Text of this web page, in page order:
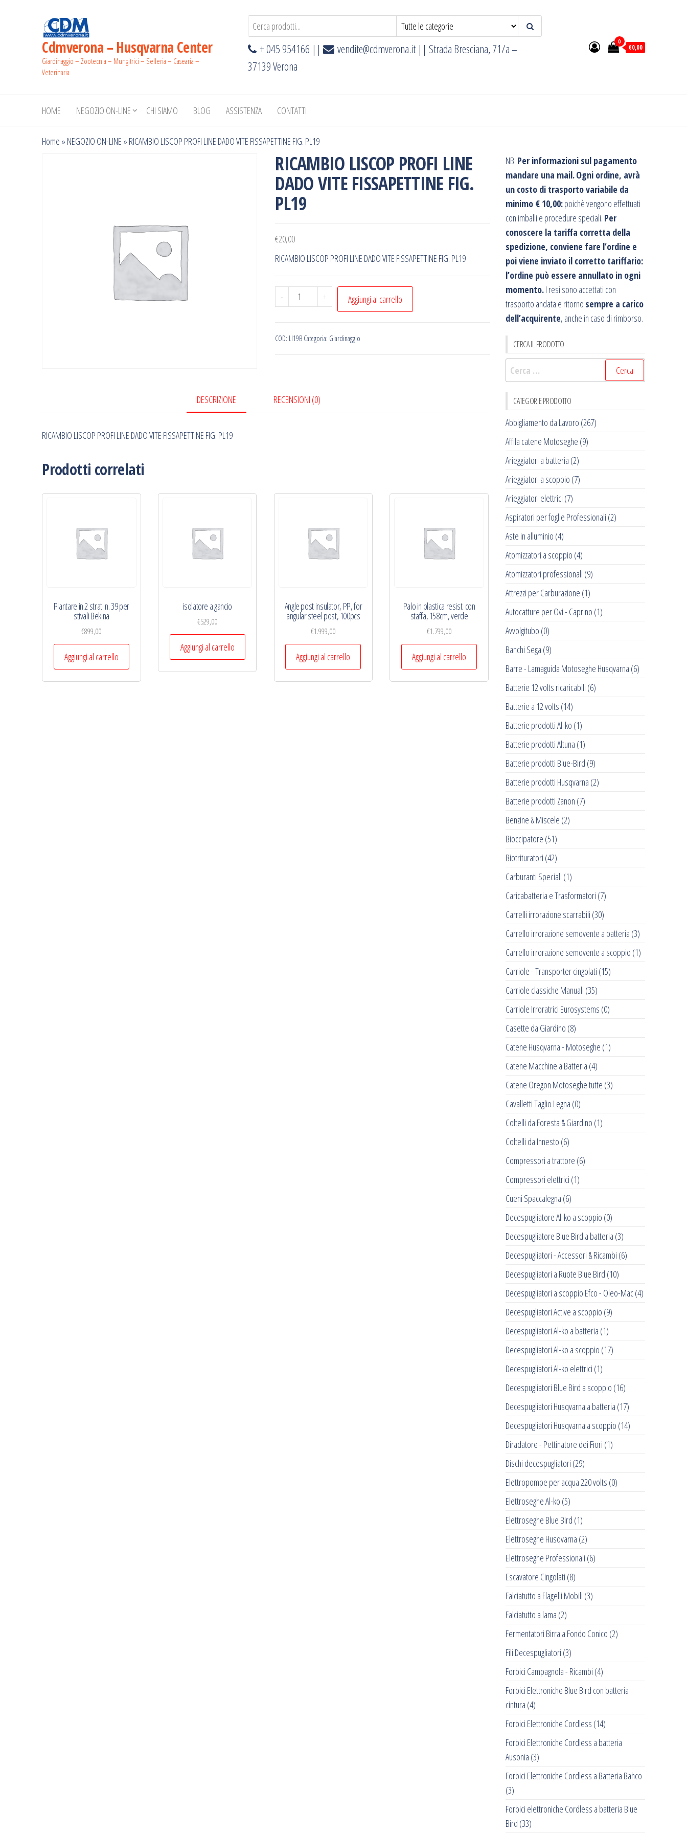
Cdmverona – Husqvarna Center
Giardinaggio – Zootecnia – Mungitrici – Selleria – Casearia –
Veterinaria
+ 045 954166 || vendite@cdmverona.it || Strada Bresciana, 71/a –
37139 Verona
0
€0,00
HOME NEGOZIO ON-LINE CHI SIAMO BLOG ASSISTENZA CONTATTI
Home » NEGOZIO ON-LINE » RICAMBIO LISCOP PROFI LINE DADO VITE FISSAPETTINE FIG. PL19
RICAMBIO LISCOP PROFI LINE
DADO VITE FISSAPETTINE FIG.
PL19
€20,00
RICAMBIO LISCOP PROFI LINE DADO VITE FISSAPETTINE FIG. PL19
-
RICAMBIO
LISCOP
LINE
FIG.
+ Aggiungi al carrello
COD: LI19B Categoria: Giardinaggio
DESCRIZIONE RECENSIONI (0)
RICAMBIO LISCOP PROFI LINE DADO VITE FISSAPETTINE FIG. PL19
Prodotti correlati
Plantare in 2 strati n. 39 per
stivali Bekina
€899,00
Aggiungi al carrello
isolatore a gancio
€529,00
Aggiungi al carrello
Angle post insulator, PP, for
angular steel post, 100pcs
€1.999,00
Aggiungi al carrello
Palo in plastica resist. con
staffa, 158cm, verde
€1.799,00
Aggiungi al carrello
NB. Per informazioni sul pagamento
mandare una mail.Ogni ordine, avrà
un costo di trasporto variabile da
minimo € 10,00:poichè vengono effettuati
con imballi e procedure speciali. Per
conoscere la tariffa corretta della
spedizione, conviene fare l’ordine e
poi viene inviato il corretto tariffario:
l’ordine può essere annullato in ogni
momento.I resi sono accettati con
trasporto andata e ritorno sempre a carico
dell’acquirente, anche in caso di rimborso.
CERCA IL PRODOTTO
Ricerca
per:
CATEGORIE PRODOTTO
Abbigliamento da Lavoro (267)
Affila catene Motoseghe (9)
Arieggiatori a batteria (2)
Arieggiatori a scoppio (7)
Arieggiatori elettrici (7)
Aspiratori per foglie Professionali (2)
Aste in alluminio (4)
Atomizzatori a scoppio (4)
Atomizzatori professionali (9)
Attrezzi per Carburazione (1)
Autocatture per Ovi - Caprino (1)
Avvolgitubo (0)
Banchi Sega (9)
Barre - Lamaguida Motoseghe Husqvarna (6)
Batterie 12 volts ricaricabili (6)
Batterie a 12 volts (14)
Batterie prodotti Al-ko (1)
Batterie prodotti Altuna (1)
Batterie prodotti Blue-Bird (9)
Batterie prodotti Husqvarna (2)
Batterie prodotti Zanon (7)
Benzine & Miscele (2)
Bioccipatore (51)
Biotrituratori (42)
Carburanti Speciali (1)
Caricabatteria e Trasformatori (7)
Carrelli irrorazione scarrabili (30)
Carrello irrorazione semovente a batteria (3)
Carrello irrorazione semovente a scoppio (1)
Carriole - Transporter cingolati (15)
Carriole classiche Manuali (35)
Carriole Irroratrici Eurosystems (0)
Casette da Giardino (8)
Catene Husqvarna - Motoseghe (1)
Catene Macchine a Batteria (4)
Catene Oregon Motoseghe tutte (3)
Cavalletti Taglio Legna (0)
Coltelli da Foresta & Giardino (1)
Coltelli da Innesto (6)
Compressori a trattore (6)
Compressori elettrici (1)
Cueni Spaccalegna (6)
Decespugliatore Al-ko a scoppio (0)
Decespugliatore Blue Bird a batteria (3)
Decespugliatori - Accessori & Ricambi (6)
Decespugliatori a Ruote Blue Bird (10)
Decespugliatori a scoppio Efco - Oleo-Mac(4)
Decespugliatori Active a scoppio (9)
Decespugliatori Al-ko a batteria (1)
Decespugliatori Al-ko a scoppio (17)
Decespugliatori Al-ko elettrici (1)
Decespugliatori Blue Bird a scoppio (16)
Decespugliatori Husqvarna a batteria (17)
Decespugliatori Husqvarna a scoppio (14)
Diradatore - Pettinatore dei Fiori (1)
Dischi decespugliatori (29)
Elettropompe per acqua 220 volts (0)
Elettroseghe Al-ko (5)
Elettroseghe Blue Bird (1)
Elettroseghe Husqvarna (2)
Elettroseghe Professionali (6)
Escavatore Cingolati (8)
Falciatutto a Flagelli Mobili (3)
Falciatutto a lama (2)
Fermentatori Birra a Fondo Conico (2)
Fili Decespugliatori (3)
Forbici Campagnola - Ricambi (4)
Forbici Elettroniche Blue Bird con batteria
cintura (4)
Forbici Elettroniche Cordless (14)
Forbici Elettroniche Cordless a batteria
Ausonia (3)
Forbici Elettroniche Cordless a Batteria Bahco
(3)
Forbici elettroniche Cordless a batteria Blue
Bird (33)